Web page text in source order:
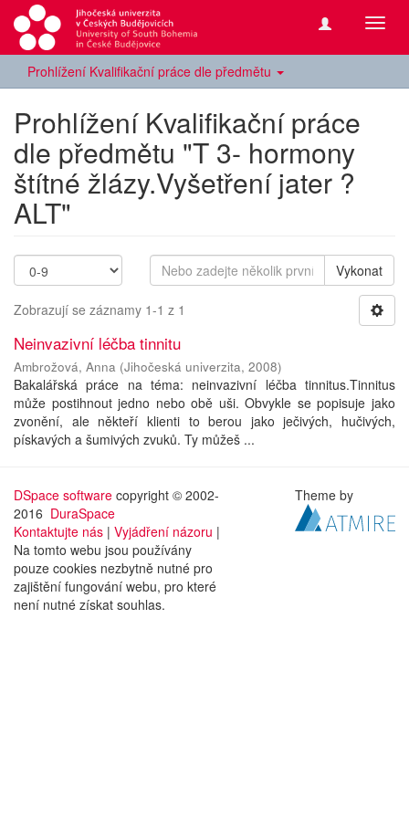
Prohlížení Kvalifikační práce dle předmětu
Prohlížení Kvalifikační práce
dle předmětu "T 3- hormony
štítné žlázy.Vyšetření jater ?
ALT"
Vykonat
Zobrazují se záznamy 1-1 z 1
Neinvazivní léčba tinnitu
Ambrožová, Anna (Jihočeská univerzita, 2008)
Bakalářská práce na téma: neinvazivní léčba tinnitus.Tinnitus
může postihnout jedno nebo obě uši. Obvykle se popisuje jako
zvonění, ale někteří klienti to berou jako ječivých, hučivých,
pískavých a šumivých zvuků. Ty můžeš ...
DSpace software copyright © 2002-
2016 DuraSpace
Kontaktujte nás | Vyjádření názoru |
Na tomto webu jsou používány
pouze cookies nezbytně nutné pro
zajištění fungování webu, pro které
není nutné získat souhlas.
Theme by